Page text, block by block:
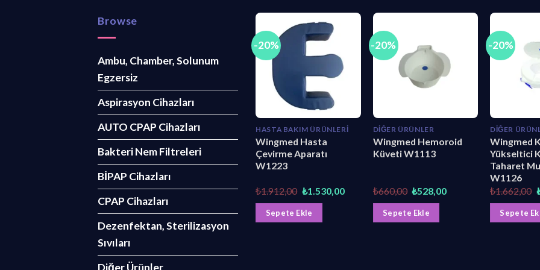
Browse
Ambu, Chamber, Solunum
Egzersiz
Aspirasyon Cihazları
AUTO CPAP Cihazları
Bakteri Nem Filtreleri
BİPAP Cihazları
CPAP Cihazları
Dezenfektan, Sterilizasyon
Sıvıları
-20%
HASTA BAKIM ÜRÜNLERI
Wingmed Hasta
Çevirme Aparatı
W1223
₺1.912,00 Orijinal
₺1.912,00.
₺1.530,00Şu
₺1.530,00.
Sepete Ekle
-20%
DIĞER ÜRÜNLER
Wingmed Hemoroid
Küveti W1113
₺660,00 Orijinal
₺660,00.
₺528,00Şu
Sepete Ekle
-20%
DIĞER
Wingmed
Yükseltici
Taharet
W1126
₺1.662,00
Sepete